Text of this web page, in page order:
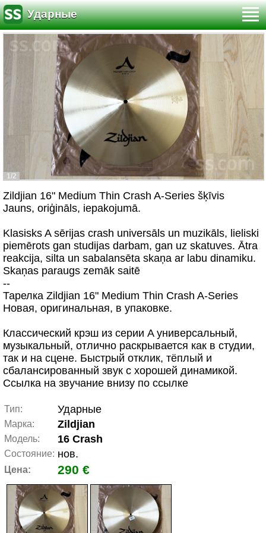
Ударные
1/2
Zildjian 16" Medium Thin Crash A-Series šķīvis
Jauns, oriģināls, iepakojumā.
Klasisks A sērijas crash universāls un muzikāls, lieliski
piemērots gan studijas darbam, gan uz skatuves. Ātra
reakcija, silta un sabalansēta skaņa ar labu dinamiku.
Skaņas paraugs zemāk saitē
--
Тарелка Zildjian 16" Medium Thin Crash A-Series
Новая, оригинальная, в упаковке.
Классический крэш из серии A универсальный,
музыкальный, отлично раскрывается как в студии,
так и на сцене. Быстрый отклик, тёплый и
сбалансированный звук с хорошей динамикой.
Ссылка на звучание внизу по ссылке
Тип: Ударные
Марка: Zildjian
Модель: 16 Crash
Состояние: нов.
Цена: 290 €